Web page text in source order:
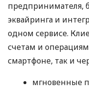
предпринимателя,
эквайринга и
одном сервисе.
счетам и
смартфоне, так и
мгновенные